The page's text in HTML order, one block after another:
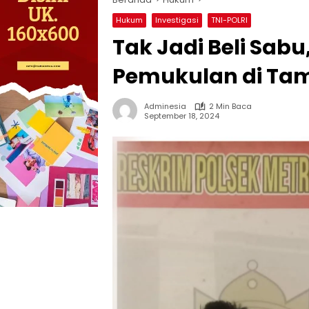
Hukum Investigasi TNI-POLRI
Tak Jadi Beli
Pemukulan di
Adminesia
2 Min Baca
September 18, 2024